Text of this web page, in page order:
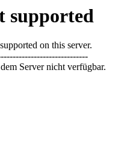
supported
on this server.
Server nicht verfügbar.